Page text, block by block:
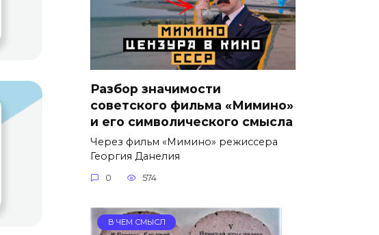
Разбор значимости
советского фильма «Мимино»
и его символического смысла
Через фильм «Мимино» режиссера
Георгия Данелия
0 574
В ЧЕМ СМЫСЛ